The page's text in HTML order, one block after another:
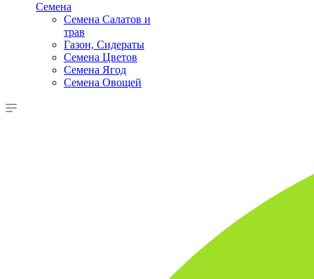
Семена
Семена Салатов и
трав
Газон, Сидераты
Семена Цветов
Семена Ягод
Семена Овощей